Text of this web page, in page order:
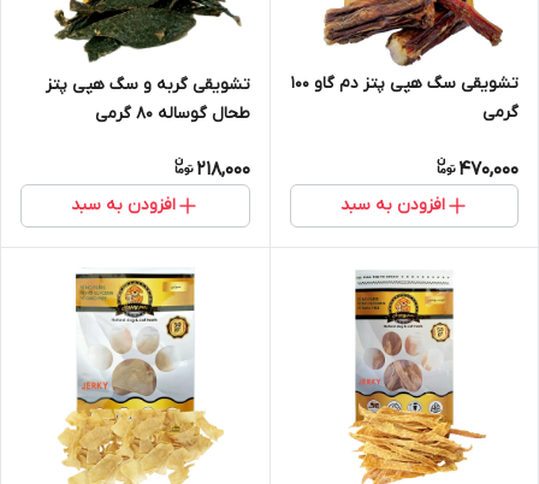
تشویقی سگ هپی پتز دم گاو ۱۰۰
گرمی
470,000
افزودن به سبد
تشویقی گربه و سگ هپی پتز
طحال گوساله ۸۰ گرمی
218,000
افزودن به سبد